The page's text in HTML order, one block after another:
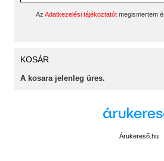
Az Adatkezelési tájékoztatót megismertem
KOSÁR
A kosara jelenleg üres.
Árukereső.hu